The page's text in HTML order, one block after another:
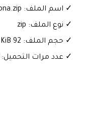
✓ اسم الملف: nahn-wa-baoeatona.zip
✓ نوع الملف: zip
✓ حجم الملف: 92 KiB
✓ عدد مرات التحميل: 3251